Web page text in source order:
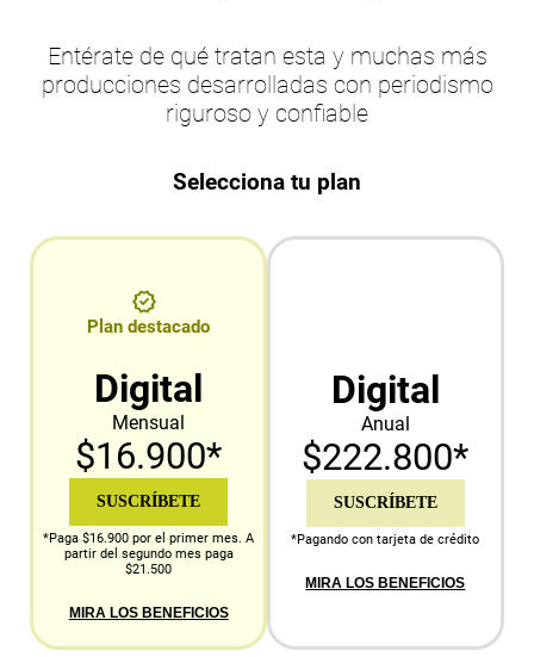
Entérate de qué tratan esta y muchas más
producciones desarrolladas con periodismo
riguroso y confiable
Selecciona tu plan
Plan destacado
Digital
Mensual
$16.900*
SUSCRÍBETE
*Paga $16.900 por el primer mes. A
partir del segundo mes paga
$21.500
MIRA LOS BENEFICIOS
Digital
Anual
$222.800*
SUSCRÍBETE
*Pagando con tarjeta de crédito
MIRA LOS BENEFICIOS